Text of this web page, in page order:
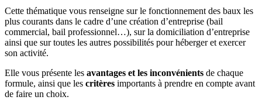
Cette thématique vous renseigne sur le fonctionnement des baux les
plus courants dans le cadre d’une création d’entreprise (bail
commercial, bail professionnel…), sur la domiciliation d’entreprise
ainsi que sur toutes les autres possibilités pour héberger et exercer
son activité.
Elle vous présente les avantages et les inconvénients de chaque
formule, ainsi que les critères importants à prendre en compte avant
de faire un choix.